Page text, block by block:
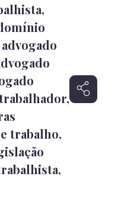
,
advogado
,
trabalho,
,